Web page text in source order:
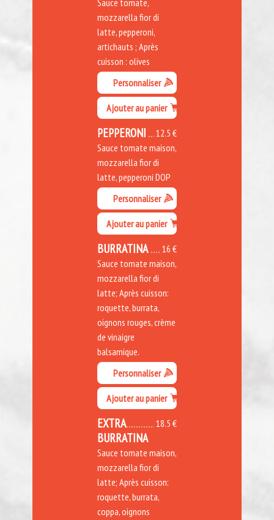
Sauce tomate,
mozzarella fior di
latte, pepperoni,
artichauts ; Après
cuisson : olives
Personnaliser
Ajouter au panier
12.5 €
PEPPERONI
Sauce tomate maison,
mozzarella fior di
latte, pepperoni DOP
Personnaliser
Ajouter au panier
16 €
BURRATINA
Sauce tomate maison,
mozzarella fior di
latte; Après cuisson:
roquette, burrata,
oignons rouges, crème
de vinaigre
balsamique.
Personnaliser
Ajouter au panier
18.5 €
EXTRA
BURRATINA
Sauce tomate maison,
mozzarella fior di
latte; Après cuisson:
roquette, burrata,
coppa, oignons